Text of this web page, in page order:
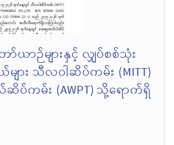
ယာဉ်များနှင့် လျှပ်စစ်သုံး
ား သီလဝါဆိပ်ကမ်း (MITT)
ဆိပ်ကမ်း (AWPT) သို့ရောက်ရှိ